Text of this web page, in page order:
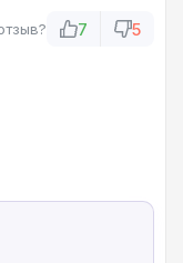
деньги
7 5